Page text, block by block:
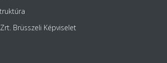
Brüsszeli Képviselet